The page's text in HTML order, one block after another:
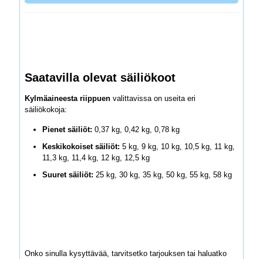
Saatavilla olevat säiliökoot
Kylmäaineesta riippuenvalittavissa on useita eri
säiliökokoja:
Pienet säiliöt: 0,37 kg, 0,42 kg, 0,78 kg
Keskikokoiset säiliöt: 5 kg, 9 kg, 10 kg, 10,5 kg, 11 kg,
11,3 kg, 11,4 kg, 12 kg, 12,5 kg
Suuret säiliöt: 25 kg, 30 kg, 35 kg, 50 kg, 55 kg, 58 kg
Onko sinulla kysyttävää, tarvitsetko tarjouksen tai haluatko